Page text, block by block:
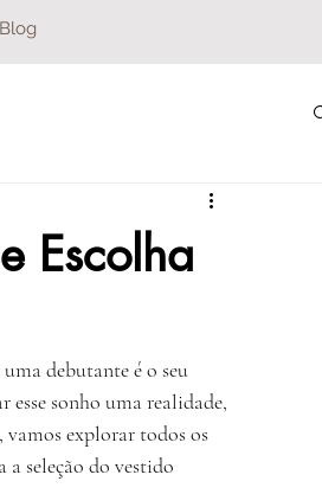
Blog
Escolha
debutante é o seu
sonho uma realidade,
vamos explorar todos os
a seleção do vestido